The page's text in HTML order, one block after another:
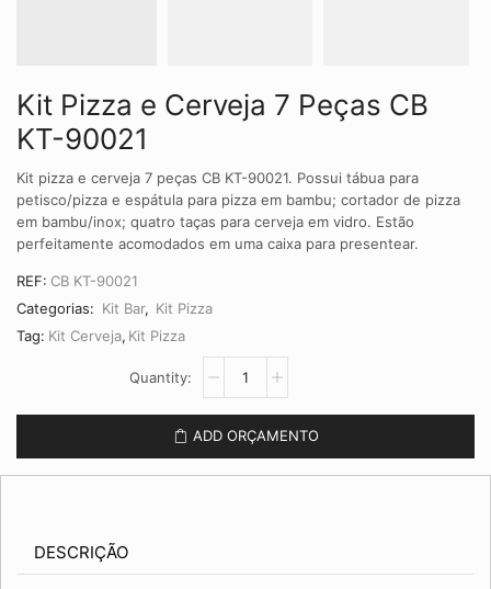
Kit Pizza e Cerveja 7 Peças CB
KT-90021
Kit pizza e cerveja 7 peças CB KT-90021. Possui tábua para
petisco/pizza e espátula para pizza em bambu; cortador de pizza
em bambu/inox; quatro taças para cerveja em vidro. Estão
perfeitamente acomodados em uma caixa para presentear.
REF: CB KT-90021
Categorias: Kit Bar, Kit Pizza
Tag: Kit Cerveja, Kit Pizza
7
ADD ORÇAMENTO
DESCRIÇÃO